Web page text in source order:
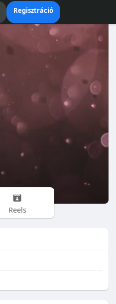
Regisztráció
Reels